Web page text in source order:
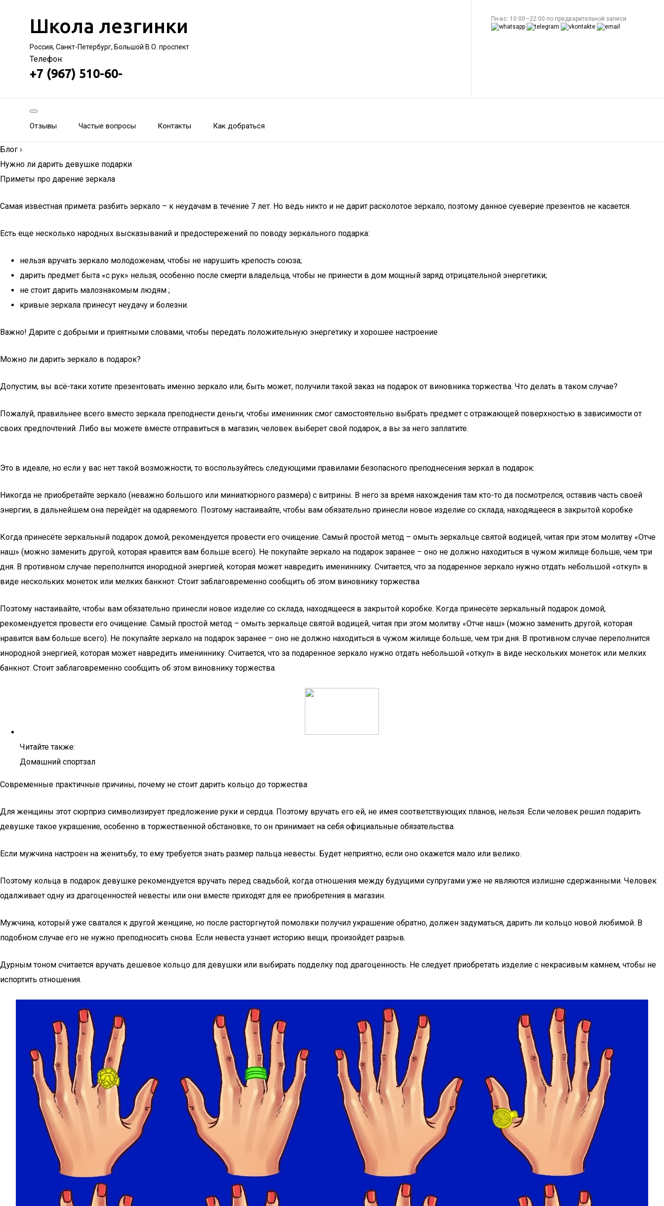
Школа лезгинки
Россия, Санкт-Петербург, Большой В.О. проспект
Телефон:
+7 (967) 510-60-
Пн-вс: 10:00—22:00 по предварительной записи
Отзывы Частые вопросы Контакты Как добраться
Блог ›
Нужно ли дарить девушке подарки
Приметы про дарение зеркала
Самая известная примета: разбить зеркало – к неудачам в течение 7 лет. Но ведь никто и не дарит расколотое зеркало, поэтому данное суеверие презентов не касается.
Есть еще несколько народных высказываний и предостережений по поводу зеркального подарка:
нельзя вручать зеркало молодоженам, чтобы не нарушить крепость союза;
дарить предмет быта «с рук» нельзя, особенно после смерти владельца, чтобы не принести в дом мощный заряд отрицательной энергетики;
не стоит дарить малознакомым людям ;
кривые зеркала принесут неудачу и болезни.
Важно! Дарите с добрыми и приятными словами, чтобы передать положительную энергетику и хорошее настроение
Можно ли дарить зеркало в подарок?
Допустим, вы всё-таки хотите презентовать именно зеркало или, быть может, получили такой заказ на подарок от виновника торжества. Что делать в таком случае?
Пожалуй, правильнее всего вместо зеркала преподнести деньги, чтобы именинник смог самостоятельно выбрать предмет с отражающей поверхностью в зависимости от
своих предпочтений. Либо вы можете вместе отправиться в магазин, человек выберет свой подарок, а вы за него заплатите.
Это в идеале, но если у вас нет такой возможности, то воспользуйтесь следующими правилами безопасного преподнесения зеркал в подарок:
Никогда не приобретайте зеркало (неважно большого или миниатюрного размера) с витрины. В него за время нахождения там кто-то да посмотрелся, оставив часть своей
энергии, в дальнейшем она перейдёт на одаряемого. Поэтому настаивайте, чтобы вам обязательно принесли новое изделие со склада, находящееся в закрытой коробке
Когда принесёте зеркальный подарок домой, рекомендуется провести его очищение. Самый простой метод – омыть зеркальце святой водицей, читая при этом молитву «Отче
наш» (можно заменить другой, которая нравится вам больше всего). Не покупайте зеркало на подарок заранее – оно не должно находиться в чужом жилище больше, чем три
дня. В противном случае переполнится инородной энергией, которая может навредить имениннику. Считается, что за подаренное зеркало нужно отдать небольшой «откуп» в
виде нескольких монеток или мелких банкнот. Стоит заблаговременно сообщить об этом виновнику торжества
Поэтому настаивайте, чтобы вам обязательно принесли новое изделие со склада, находящееся в закрытой коробке. Когда принесёте зеркальный подарок домой,
рекомендуется провести его очищение. Самый простой метод – омыть зеркальце святой водицей, читая при этом молитву «Отче наш» (можно заменить другой, которая
нравится вам больше всего). Не покупайте зеркало на подарок заранее – оно не должно находиться в чужом жилище больше, чем три дня. В противном случае переполнится
инородной энергией, которая может навредить имениннику. Считается, что за подаренное зеркало нужно отдать небольшой «откуп» в виде нескольких монеток или мелких
банкнот. Стоит заблаговременно сообщить об этом виновнику торжества.
Читайте также:
Домашний спортзал
Современные практичные причины, почему не стоит дарить кольцо до торжества
Для женщины этот сюрприз символизирует предложение руки и сердца. Поэтому вручать его ей, не имея соответствующих планов, нельзя. Если человек решил подарить
девушке такое украшение, особенно в торжественной обстановке, то он принимает на себя официальные обязательства.
Если мужчина настроен на женитьбу, то ему требуется знать размер пальца невесты. Будет неприятно, если оно окажется мало или велико.
Поэтому кольца в подарок девушке рекомендуется вручать перед свадьбой, когда отношения между будущими супругами уже не являются излишне сдержанными. Человек
одалживает одну из драгоценностей невесты или они вместе приходят для ее приобретения в магазин.
Мужчина, который уже сватался к другой женщине, но после расторгнутой помолвки получил украшение обратно, должен задуматься, дарить ли кольцо новой любимой. В
подобном случае его не нужно преподносить снова. Если невеста узнает историю вещи, произойдет разрыв.
Дурным тоном считается вручать дешевое кольцо для девушки или выбирать подделку под драгоценность. Не следует приобретать изделие с некрасивым камнем, чтобы не
испортить отношения.